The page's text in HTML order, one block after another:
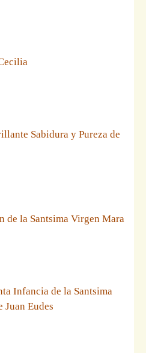
Sabidura y Pureza de
de la Santsima Virgen Mara
Infancia de la Santsima
Juan Eudes